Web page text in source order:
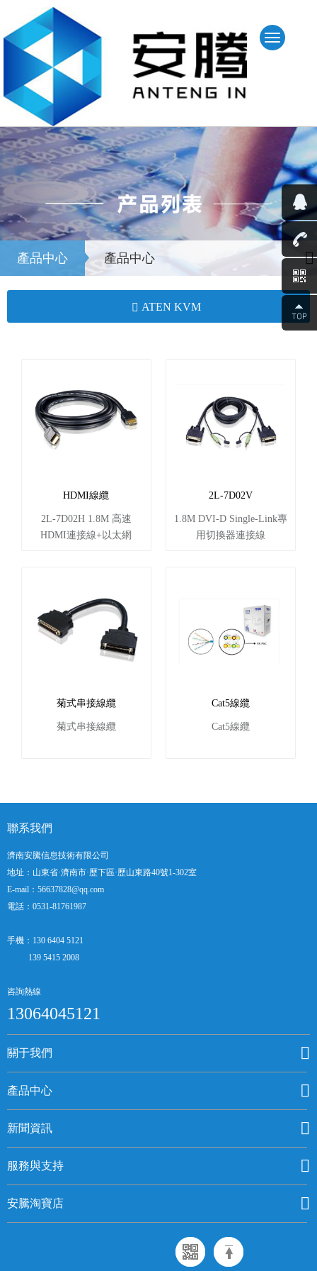
產品中心 產品中心
ATEN KVM
HDMI線纜
2L-7D02H 1.8M 高速
HDMI連接線+以太網
2L-7D02V
1.8M DVI-D Single-Link專
用切換器連接線
菊式串接線纜
菊式串接線纜
Cat5線纜
Cat5線纜
聯系我們
濟南安騰信息技術有限公司
地址：山東省·濟南市·歷下區·歷山東路40號1-302室
E-mail：56637828@qq.com
電話：0531-81761987
手機：130 6404 5121
139 5415 2008
咨詢熱線
13064045121
關于我們
產品中心
新聞資訊
服務與支持
安騰淘寶店